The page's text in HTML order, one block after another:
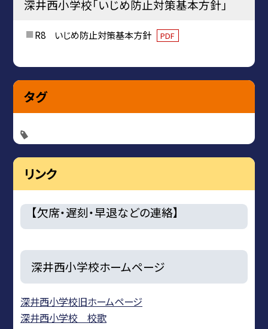
深井西小学校「いじめ防止対策基本方針」
R8 いじめ防止対策基本方針 PDF
タグ
リンク
【欠席・遅刻・早退などの連絡】
深井西小学校ホームページ
深井西小学校旧ホームページ
深井西小学校 校歌